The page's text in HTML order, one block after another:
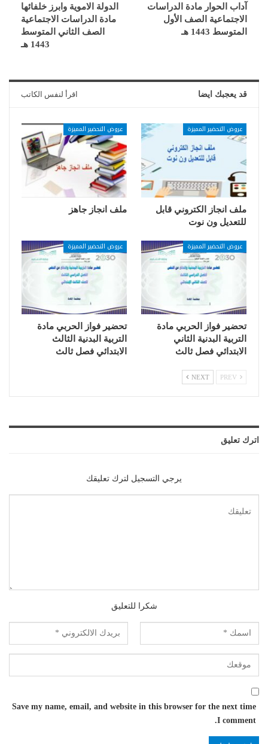
آداب الحوار مادة الدراسات
الاجتماعية الصف الأول
المتوسط 1443 هـ
الدولة الاموية وابرز خلفائها
مادة الدراسات الاجتماعية
الصف الثاني المتوسط
1443 هـ
قد يعجبك ايضا اقرأ لنفس الكاتب
عروض التحضير المميزة
ملف انجاز الكتروني قابل
للتعديل ون نوت
عروض التحضير المميزة
ملف انجاز جاهز
عروض التحضير المميزة
تحضير فواز الحربي مادة
التربية البدنية الثاني
الابتدائي فصل ثالث
عروض التحضير المميزة
تحضير فواز الحربي مادة
التربية البدنية الثالث
الابتدائي فصل ثالث
NEXT
اترك تعليق
يرجي التسجيل لترك تعليقك
شكرا للتعليق
Save my name, email, and website in this browser for the next time
I comment.